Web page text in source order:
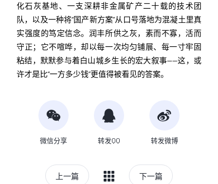
化石灰基地、一支深耕非金属矿产二十载的技术团
队，以及一种将“国产新方案”从口号落地为混凝土里真
实强度的笃定信念。润丰所供之灰，素而不寡，活而
守正；它不喧哗，却以每一次均匀铺展、每一寸牢固
粘结，默默参与着白山城乡生长的宏大叙事——这，或
许才是比“一方多少钱”更值得被看见的答案。
微信分享 转发QQ 转发微博
上一篇 下一篇